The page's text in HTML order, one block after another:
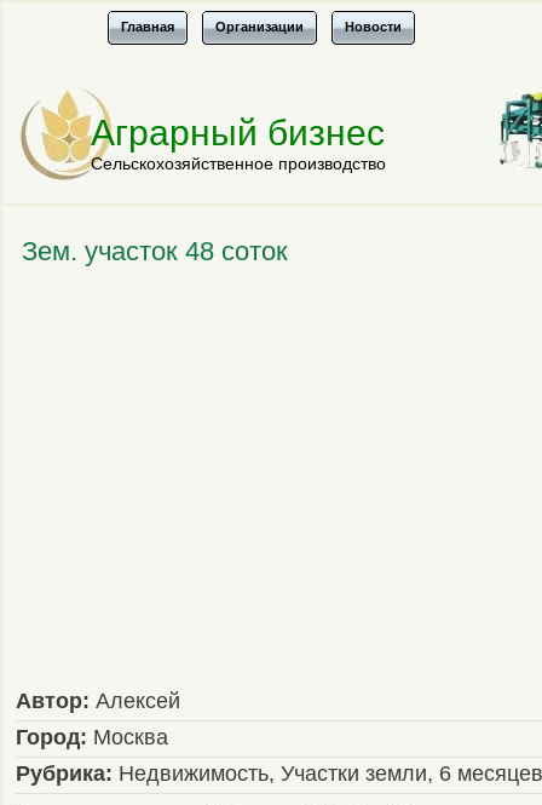
Главная Организации Новости
Аграрный бизнес
Сельскохозяйственное производство
Зем. участок 48 соток
Автор: Алексей
Город: Москва
Рубрика: Недвижимость, Участки земли, 6 месяцев